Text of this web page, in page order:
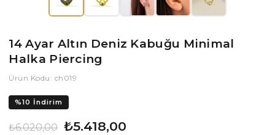
14 Ayar Altın Deniz Kabuğu Minimal
Halka Piercing
Ürün Kodu: ch019
%10 İndirim
₺6.020,00 ₺5.418,00